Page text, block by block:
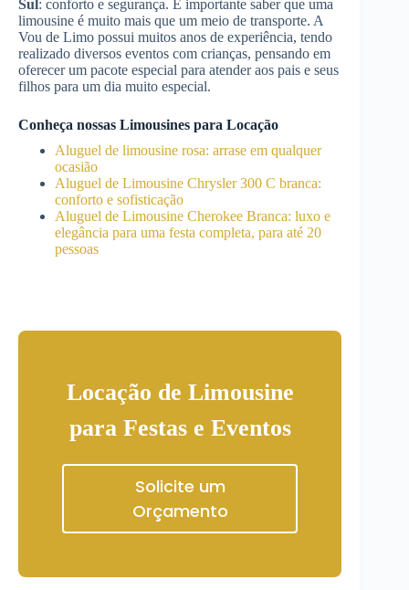
Sul: conforto e segurança. É importante saber que uma
limousine é muito mais que um meio de transporte. A
Vou de Limo possui muitos anos de experiência, tendo
realizado diversos eventos com crianças, pensando em
oferecer um pacote especial para atender aos pais e seus
filhos para um dia muito especial.
Conheça nossas Limousines para Locação
Aluguel de limousine rosa: arrase em qualquer
ocasião
Aluguel de Limousine Chrysler 300 C branca:
conforto e sofisticação
Aluguel de Limousine Cherokee Branca: luxo e
elegância para uma festa completa, para até 20
pessoas
Locação de Limousine
para Festas e Eventos
Solicite um
Orçamento